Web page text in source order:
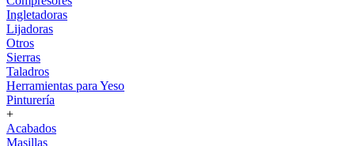
Ingletadoras
Lijadoras
Otros
Sierras
Taladros
Herramientas para Yeso
Pinturería
+
Acabados
Masillas